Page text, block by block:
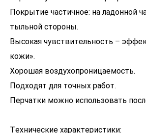
Покрытие частичное: на ладонной
тыльной стороны.
Высокая чувствительность –
кожи».
Хорошая воздухопроницаемость.
Подходят для точных работ.
Перчатки можно использовать
Технические характеристики: